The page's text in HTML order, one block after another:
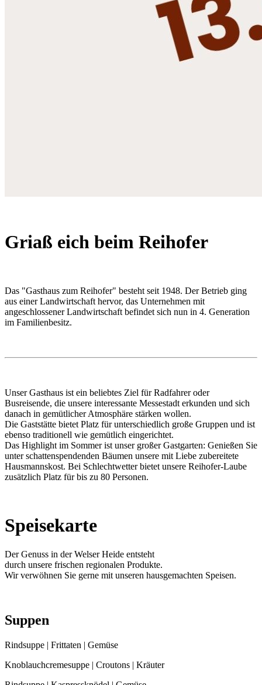
Griaß eich beim Reihofer
Das "Gasthaus zum Reihofer" besteht seit 1948. Der Betrieb ging
aus einer Landwirtschaft hervor, das Unternehmen mit
angeschlossener Landwirtschaft befindet sich nun in 4. Generation
im Familienbesitz.
Unser Gasthaus ist ein beliebtes Ziel für Radfahrer oder
Busreisende, die unsere interessante Messestadt erkunden und sich
danach in gemütlicher Atmosphäre stärken wollen.
Die Gaststätte bietet Platz für unterschiedlich große Gruppen und ist
ebenso traditionell wie gemütlich eingerichtet.
Das Highlight im Sommer ist unser großer Gastgarten: Genießen Sie
unter schattenspendenden Bäumen unsere mit Liebe zubereitete
Hausmannskost. Bei Schlechtwetter bietet unsere Reihofer-Laube
zusätzlich Platz für bis zu 80 Personen.
Speisekarte
Der Genuss in der Welser Heide entsteht
durch unsere frischen regionalen Produkte.
Wir verwöhnen Sie gerne mit unseren hausgemachten Speisen.
Suppen
Rindsuppe | Frittaten | Gemüse
Knoblauchcremesuppe | Croutons | Kräuter